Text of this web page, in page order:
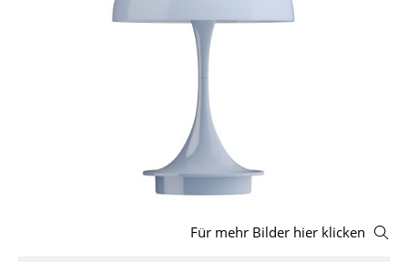
Freischwinger
Für mehr Bilder hier klicken